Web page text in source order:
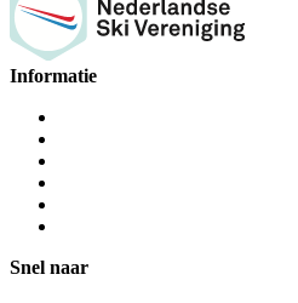
Informatie
Snel naar